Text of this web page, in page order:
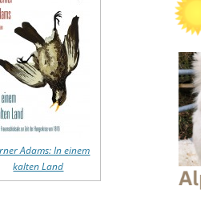
Adams: In einem
kalten Land